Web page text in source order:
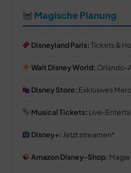
Magische Planung
Disneyland Paris:Tickets &
Walt Disney World: Orlando-
Disney Store: Exklusives
Musical Tickets: Live-
Disney+: Jetzt streamen
Amazon Disney-Shop: